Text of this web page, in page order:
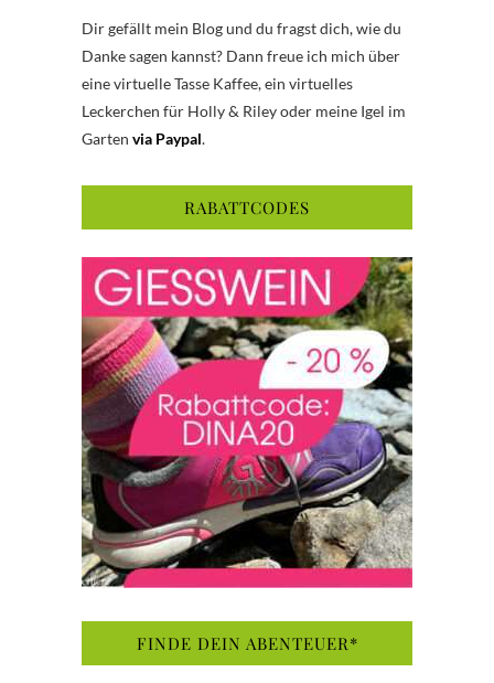
Dir gefällt mein Blog und du fragst dich, wie du
Danke sagen kannst? Dann freue ich mich über
eine virtuelle Tasse Kaffee, ein virtuelles
Leckerchen für Holly & Riley oder meine Igel im
Garten via Paypal.
RABATTCODES
FINDE DEIN ABENTEUER*